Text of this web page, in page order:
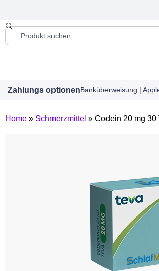
Zahlungs optionenBanküberweisung |
Home » Schmerzmittel » Codein 20 mg 30